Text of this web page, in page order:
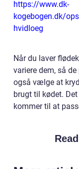
https://www.dk-
kogebogen.dk/
hvidloeg
Når du laver
variere dem, så
også vælge at
brugt til kødet.
kommer til at